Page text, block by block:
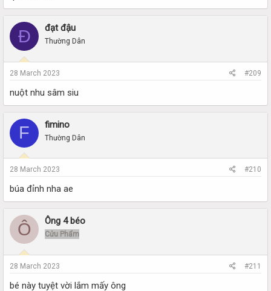
Đ đạt đậu
Thường Dân
28 March 2023 #209
nuột nhu sâm siu
F fimino
Thường Dân
28 March 2023 #210
búa đỉnh nha ae
Ô Ông 4 béo
Cửu Phẩm
28 March 2023 #211
bé này tuyệt vời lắm mấy ông